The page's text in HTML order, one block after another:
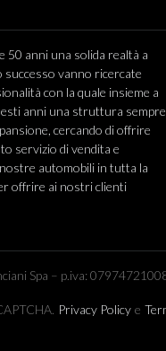
50 anni una solida realtà a
successo vanno ricercate
con la quale insieme a
anni una struttura sempre
cercando di offrire
servizio di vendita e
automobili in tutta la
offrire ai nostri clienti
Spa – p.iva:
Privacy Policy e